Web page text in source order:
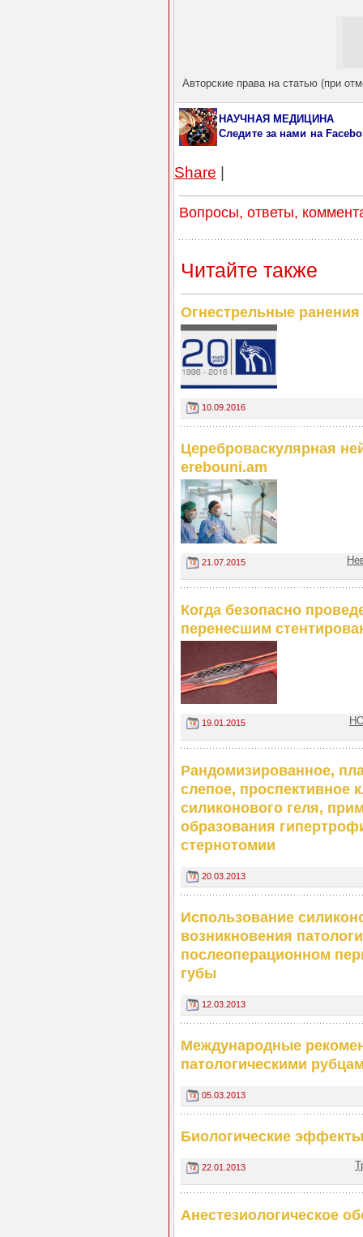
Авторские права на статью (при
НАУЧНАЯ МЕДИЦИНА
Следите за нами на
Share |
Вопросы, ответы,
Читайте также
Огнестрельные
10.09.2016
Цереброваскулярная
erebouni.am
21.07.2015
Когда безопасно
перенесшим
19.01.2015
Рандомизированное,
слепое, проспективное
силиконового геля,
образования
стернотомии
20.03.2013
Использование
возникновения
послеоперационном
губы
12.03.2013
Международные
патологическими
05.03.2013
Биологические
22.01.2013
Анестезиологическое